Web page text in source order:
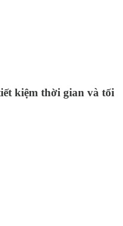
kiệm thời gian và tối